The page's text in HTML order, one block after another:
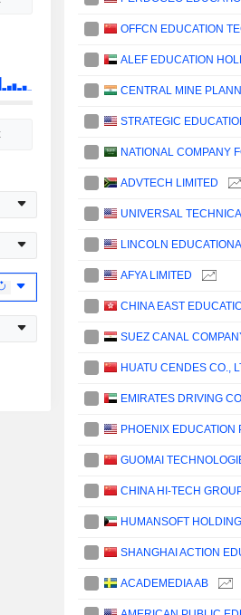
ADVTECH LIMITED
AFYA LIMITED
HUATU CENDES CO.,
ACADEMEDIA AB